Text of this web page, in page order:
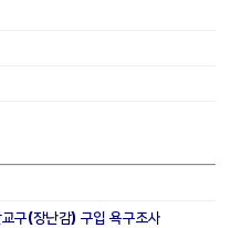
구(장난감) 구입 욕구조사